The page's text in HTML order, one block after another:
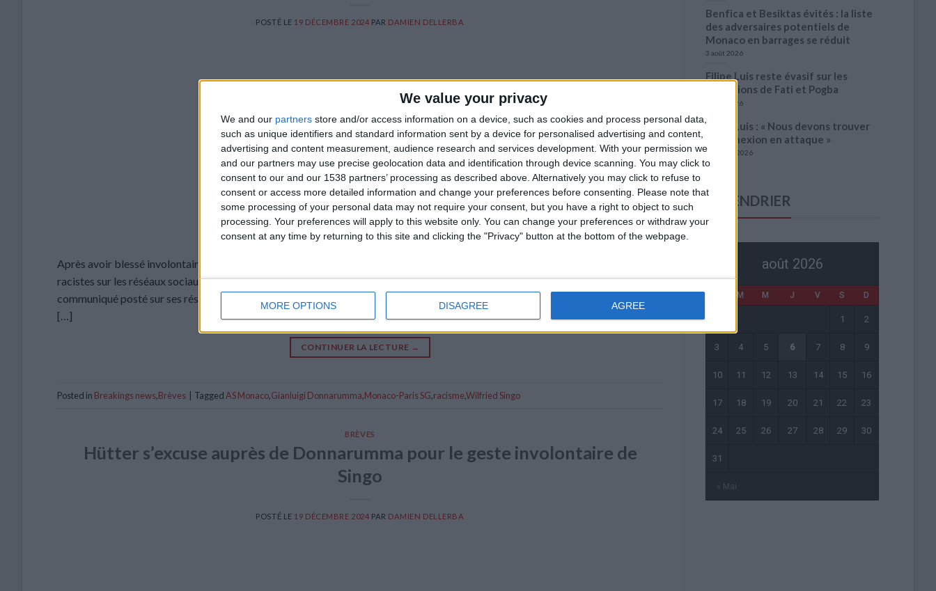
We value your privacy
We and our partners store and/or access information on a device, such as cookies and process personal data,
such as unique identifiers and standard information sent by a device for personalised advertising and content,
advertising and content measurement, audience research and services development. With your permission we
and our partners may use precise geolocation data and identification through device scanning. You may click to
consent to our and our 1538 partners’ processing as described above. Alternatively you may click to refuse to
consent or access more detailed information and change your preferences before consenting.
Please note that
some processing of your personal data may not require your consent, but you have a right to object to such
processing. Your preferences will apply to this website only. You can change your preferences or withdraw your
consent at any time by returning to this site and clicking the "Privacy" button at the bottom of the webpage.
MORE OPTIONS DISAGREE AGREE
POSTÉ LE 19 DÉCEMBRE 2024 PAR DAMIEN DELLERBA
Après avoir blessé involontairement Gianluigi Donnarumma lors de Monaco-PSG, Wilfried Singo a été victime de messages
racistes sur les réséaux sociaux, certains notamment écrit en italien. Le club de la Principauté a dénoncé ces propos dans un
communiqué posté sur ses réseaux. « L’AS Monaco condamne avec la plus grande fermeté les propos racistes inacceptables dont
[…]
CONTINUER LA LECTURE →
Posted in Breakings news,Brèves TaggedAS Monaco,Gianluigi Donnarumma,Monaco-Paris SG,racisme,Wilfried Singo
BRÈVES
Hütter s’excuse auprès de Donnarumma pour le geste involontaire de
Singo
POSTÉ LE 19 DÉCEMBRE 2024 PAR DAMIEN DELLERBA
Benfica et Besiktas évités : la liste
des adversaires potentiels de
Monaco en barrages se réduit
3 août 2026
Filipe Luis reste évasif sur les
conditions de Fati et Pogba
1 août 2026
Filipe Luis : « Nous devons trouver
la connexion en attaque »
31 juillet 2026
CALENDRIER
août 2026
M M J V S D
« Mai
1 2
3 4 5 6 7 8 9
10 11 12 13 14 15 16
17 18 19 20 21 22 23
24 25 26 27 28 29 30
31